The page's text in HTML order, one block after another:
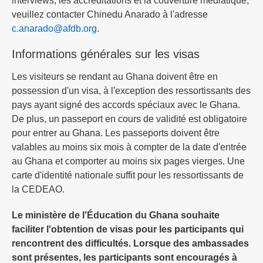
veuillez contacter Chinedu Anarado à l'adresse
c.anarado@afdb.org.
Informations générales sur les visas
Les visiteurs se rendant au Ghana doivent être en
possession d'un visa, à l'exception des ressortissants des
pays ayant signé des accords spéciaux avec le Ghana.
De plus, un passeport en cours de validité est obligatoire
pour entrer au Ghana. Les passeports doivent être
valables au moins six mois à compter de la date d'entrée
au Ghana et comporter au moins six pages vierges. Une
carte d'identité nationale suffit pour les ressortissants de
la CEDEAO.
Le ministère de l'Éducation du Ghana souhaite
faciliter l'obtention de visas pour les participants qui
rencontrent des difficultés. Lorsque des ambassades
sont présentes, les participants sont encouragés à